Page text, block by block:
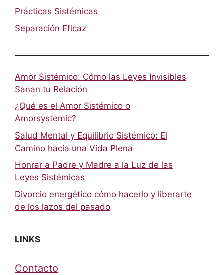
Prácticas Sistémicas
Separación Eficaz
Amor Sistémico: Cómo las Leyes Invisibles
Sanan tu Relación
¿Qué es el Amor Sistémico o
Amorsystemic?
Salud Mental y Equilibrio Sistémico: El
Camino hacia una Vida Plena
Honrar a Padre y Madre a la Luz de las
Leyes Sistémicas
Divorcio energético cómo hacerlo y liberarte
de los lazos del pasado
LINKS
Contacto